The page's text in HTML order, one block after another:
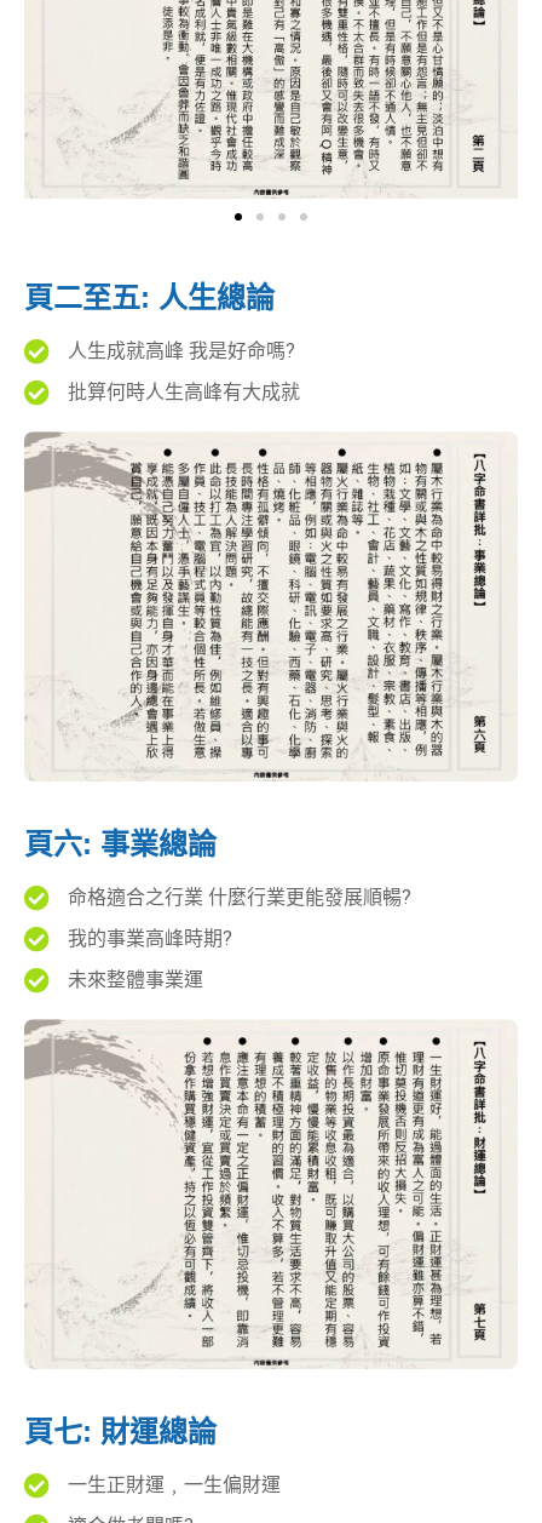
頁二至五: 人生總論
人生成就高峰 我是好命嗎?
批算何時人生高峰有大成就
頁六: 事業總論
命格適合之行業 什麼行業更能發展順暢?
我的事業高峰時期?
未來整體事業運
頁七: 財運總論
一生正財運﹐一生偏財運